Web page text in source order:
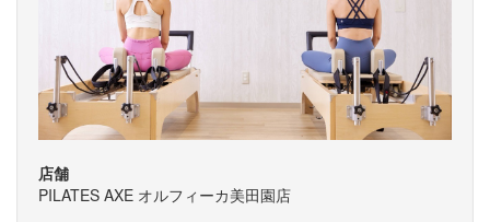
店舗
PILATES AXE オルフィーカ美田園店